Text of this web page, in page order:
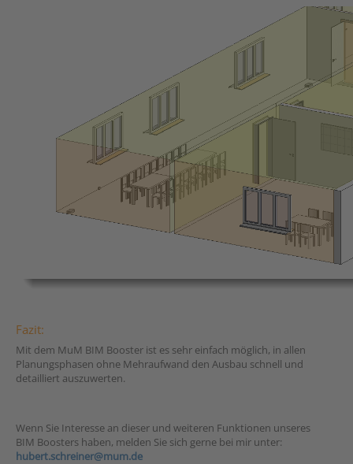
Fazit:
Mit dem MuM BIM Booster ist es sehr einfach möglich, in allen
Planungsphasen ohne Mehraufwand den Ausbau schnell und
detailliert auszuwerten.
Wenn Sie Interesse an dieser und weiteren Funktionen unseres
BIM Boosters haben, melden Sie sich gerne bei mir unter:
hubert.schreiner@mum.de